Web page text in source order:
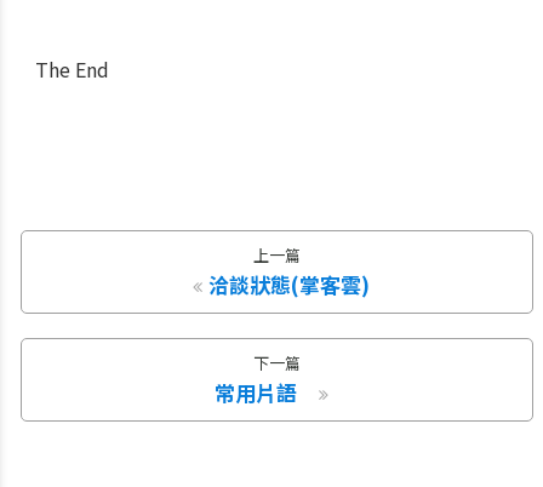
The End
上一篇
洽談狀態(掌客雲)
下一篇
常用片語